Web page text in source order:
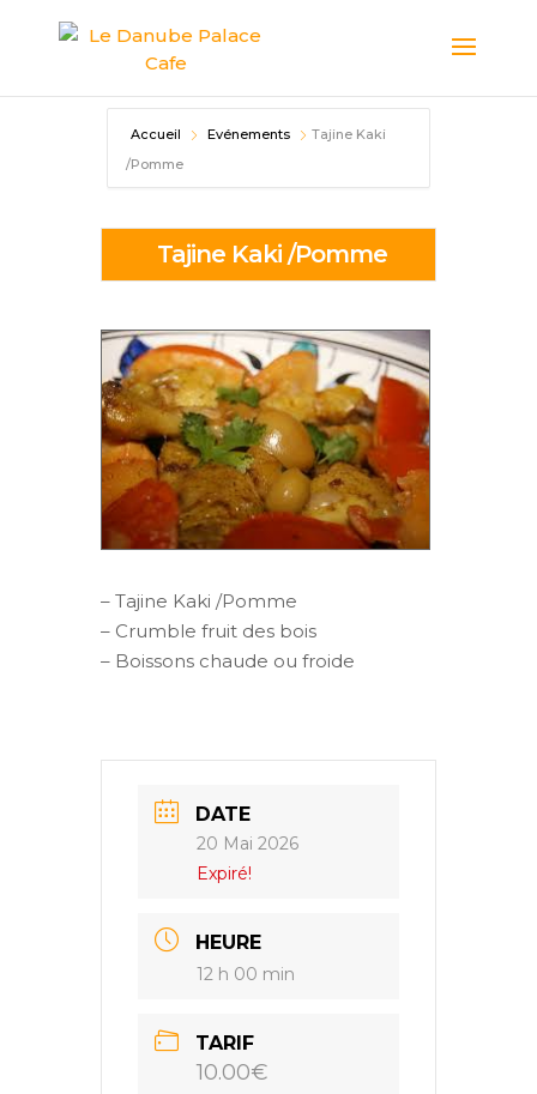
Accueil Evénements
Tajine Kaki
/Pomme
Tajine Kaki /Pomme
– Tajine Kaki /Pomme
– Crumble fruit des bois
– Boissons chaude ou froide
DATE
20 Mai 2026
Expiré!
HEURE
12 h 00 min
TARIF
10.00€